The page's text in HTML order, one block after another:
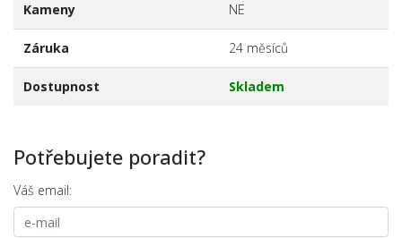
Kameny NE
Záruka 24 měsíců
Dostupnost Skladem
Potřebujete poradit?
Váš email: